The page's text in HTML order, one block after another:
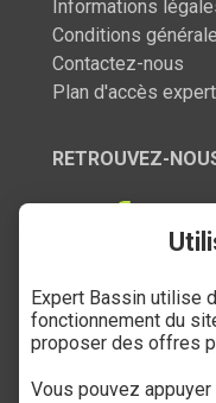
Informations
Conditions
Contactez-nous
Plan d'accès
RETROUVEZ-
SERVICE CLIENT
03 27 89 21 52
Expert Bassin utilise
fonctionnement du
proposer des offres
Vous pouvez